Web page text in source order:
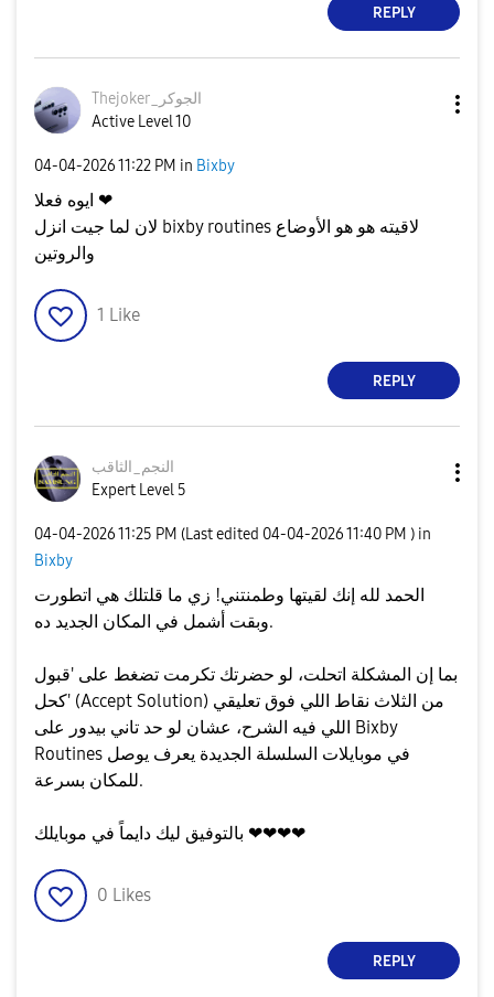
REPLY
Thejoker_الجوكر
Active Level 10
‎04-04-202611:22 PM in Bixby
ايوه فعلا ❤
لان لما جيت انزل bixby routines لاقيته هو هو الأوضاع
والروتين
1 Like
REPLY
النجم_الثاقب
Expert Level 5
‎04-04-202611:25 PM (Last edited ‎04-04-202611:40 PM ) in
Bixby
الحمد لله إنك لقيتها وطمنتني! زي ما قلتلك هي اتطورت
وبقت أشمل في المكان الجديد ده.
بما إن المشكلة اتحلت، لو حضرتك تكرمت تضغط على 'قبول
كحل' (Accept Solution) من الثلاث نقاط اللي فوق تعليقي
اللي فيه الشرح، عشان لو حد تاني بيدور على Bixby
Routines في موبايلات السلسلة الجديدة يعرف يوصل
للمكان بسرعة.
بالتوفيق ليك دايماً في موبايلك ❤❤❤❤
0 Likes
REPLY